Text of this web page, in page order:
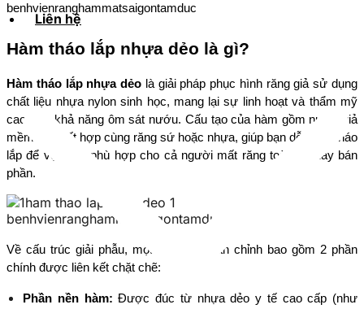
Liên hệ
Hàm tháo lắp nhựa dẻo là gì?
Hàm tháo lắp nhựa dẻo là giải pháp phục hình răng giả sử dụng
chất liệu nhựa nylon sinh học, mang lại sự linh hoạt và thẩm mỹ
cao nhờ khả năng ôm sát nướu. Cấu tạo của hàm gồm nướu giả
mềm dẻo kết hợp cùng răng sứ hoặc nhựa, giúp bạn dễ dàng tháo
lắp để vệ sinh, phù hợp cho cả người mất răng toàn bộ hay bán
phần.
Về cấu trúc giải phẫu, một bộ hàm hoàn chỉnh bao gồm 2 phần
chính được liên kết chặt chẽ:
Phần nền hàm: Được đúc từ nhựa dẻo y tế cao cấp (như